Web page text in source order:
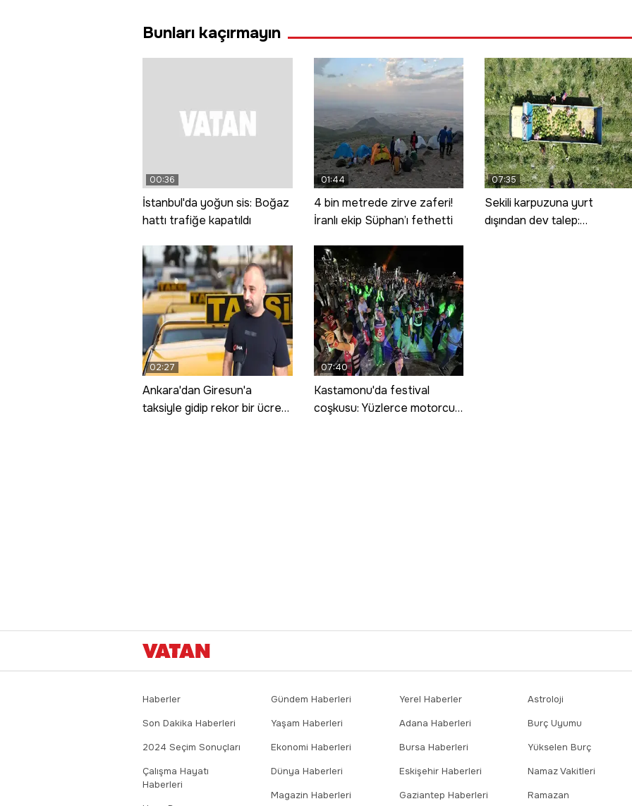
Bunları kaçırmayın
00:36
İstanbul'da yoğun sis: Boğaz
hattı trafiğe kapatıldı
01:44
4 bin metrede zirve zaferi!
İranlı ekip Süphan’ı fethetti
07:35
Sekili karpuzuna yurt
dışından dev talep:
02:27
Ankara'dan Giresun'a
taksiyle gidip rekor bir ücret
07:40
Kastamonu'da festival
coşkusu: Yüzlerce motorcu
Haberler
Son Dakika Haberleri
2024 Seçim Sonuçları
Çalışma Hayatı
Haberleri
Gündem Haberleri
Yaşam Haberleri
Ekonomi Haberleri
Dünya Haberleri
Magazin Haberleri
Yerel Haberler
Adana Haberleri
Bursa Haberleri
Eskişehir Haberleri
Gaziantep Haberleri
Astroloji
Burç Uyumu
Yükselen Burç
Namaz Vakitleri
Ramazan